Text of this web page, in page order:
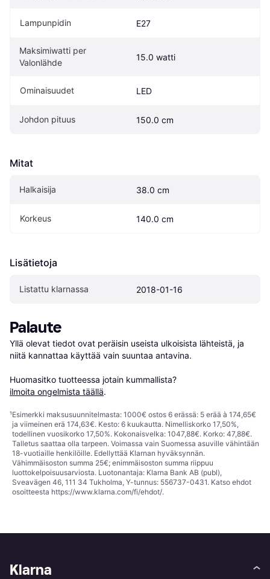
Lampunpidin E27
Maksimiwatti per
Valonlähde
15.0 watti
Ominaisuudet LED
Johdon pituus 150.0 cm
Mitat
Halkaisija 38.0 cm
Korkeus 140.0 cm
Lisätietoja
Listattu klarnassa 2018-01-16
Palaute
Yllä olevat tiedot ovat peräisin useista ulkoisista lähteistä, ja
niitä kannattaa käyttää vain suuntaa antavina.
Huomasitko tuotteessa jotain kummallista?
ilmoita ongelmista täällä.
¹Esimerkki maksusuunnitelmasta: 1000€ ostos 6 erässä: 5 erää à 174,65€
ja viimeinen erä 174,63€. Kesto: 6 kuukautta. Nimelliskorko 17,50%,
todellinen vuosikorko 17,50%. Kokonaisvelka: 1047,88€. Korko: 47,88€.
Talletus saattaa olla tarpeen. Voimassa vain Suomessa asuville vähintään
18-vuotiaille henkilöille. Edellyttää Klarnan hyväksynnän.
Vähimmäisoston summa 25€; enimmäisoston summa riippuu
luottokelpoisuusarviosta. Luotonantaja: Klarna Bank AB (publ),
Sveavägen 46, 111 34 Tukholma, Y-tunnus: 556737-0431. Katso ehdot
osoitteesta https://www.klarna.com/fi/ehdot/.
Klarna